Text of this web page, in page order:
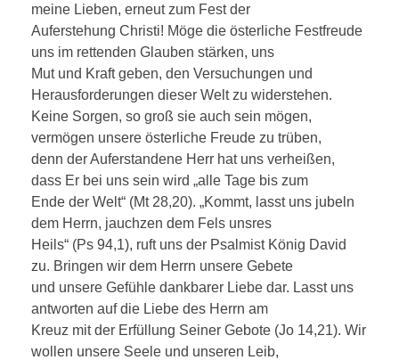
meine Lieben, erneut zum Fest der
Auferstehung Christi! Möge die österliche Festfreude
uns im rettenden Glauben stärken, uns
Mut und Kraft geben, den Versuchungen und
Herausforderungen dieser Welt zu widerstehen.
Keine Sorgen, so groß sie auch sein mögen,
vermögen unsere österliche Freude zu trüben,
denn der Auferstandene Herr hat uns verheißen,
dass Er bei uns sein wird „alle Tage bis zum
Ende der Welt“ (Mt 28,20). „Kommt, lasst uns jubeln
dem Herrn, jauchzen dem Fels unsres
Heils“ (Ps 94,1), ruft uns der Psalmist König David
zu. Bringen wir dem Herrn unsere Gebete
und unsere Gefühle dankbarer Liebe dar. Lasst uns
antworten auf die Liebe des Herrn am
Kreuz mit der Erfüllung Seiner Gebote (Jo 14,21). Wir
wollen unsere Seele und unseren Leib,